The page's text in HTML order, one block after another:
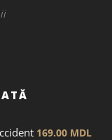
169.00 MDL